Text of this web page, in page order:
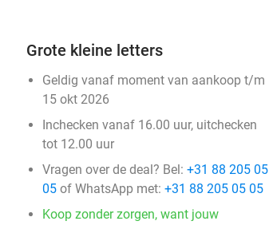
Grote kleine letters
Geldig vanaf moment van aankoop t/m
15 okt 2026
Inchecken vanaf 16.00 uur, uitchecken
tot 12.00 uur
Vragen over de deal? Bel: +31 88 205 05
05 of WhatsApp met: +31 88 205 05 05
Koop zonder zorgen, want jouw